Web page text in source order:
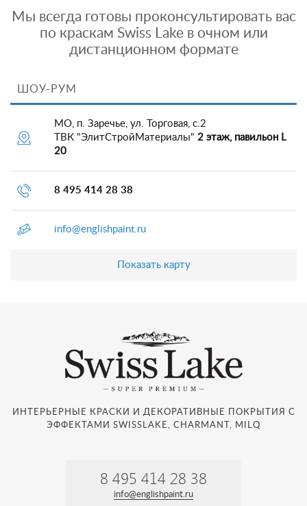
Мы всегда готовы проконсультировать вас
по краскам Swiss Lake в очном или
дистанционном формате
ШОУ-РУМ
МО, п. Заречье, ул. Торговая, с.2
ТВК "ЭлитСтройМатериалы" 2 этаж, павильон L
20
8 495 414 28 38
info@englishpaint.ru
Показать карту
ИНТЕРЬЕРНЫЕ КРАСКИ И ДЕКОРАТИВНЫЕ ПОКРЫТИЯ С
ЭФФЕКТАМИ SWISSLAKE, CHARMANT, MILQ
8 495 414 28 38
info@englishpaint.ru